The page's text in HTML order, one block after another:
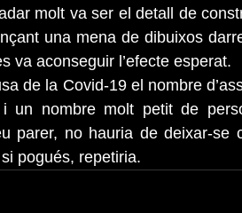
molt va ser el detall de
una mena de dibuixos
va aconseguir l’efecte esperat.
de la Covid-19 el nombre
un nombre molt petit de
parer, no hauria de deixar-se
pogués, repetiria.